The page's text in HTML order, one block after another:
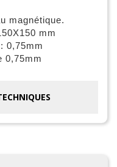
magnétique.
mm
0,75mm
0,75mm